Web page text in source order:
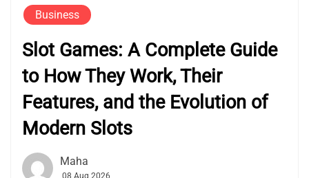
Business
Slot Games: A Complete Guide
to How They Work, Their
Features, and the Evolution of
Modern Slots
Maha
08 Aug 2026